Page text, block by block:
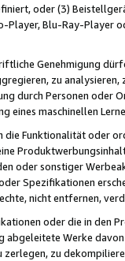
oder (3)
Blu-Ray-Player
Genehmigung
zu
durch Personen
eines maschinellen
die Funktionalität oder
oder sonstiger
Spezifikationen
nicht entfernen,
oder die in
abgeleitete Werke
zu